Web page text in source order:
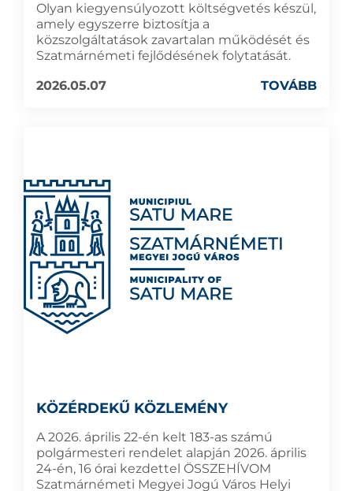
Olyan kiegyensúlyozott költségvetés készül,
amely egyszerre biztosítja a
közszolgáltatások zavartalan működését és
Szatmárnémeti fejlődésének folytatását.
2026.05.07
TOVÁBB
KÖZÉRDEKŰ KÖZLEMÉNY
A 2026. április 22-én kelt 183-as számú
polgármesteri rendelet alapján 2026. április
24-én, 16 órai kezdettel ÖSSZEHÍVOM
Szatmárnémeti Megyei Jogú Város Helyi